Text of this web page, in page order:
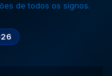
de todos os signos.